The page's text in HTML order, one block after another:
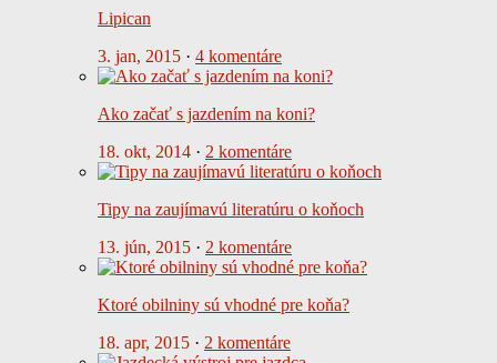
Lipican
3. jan, 2015 · 4 komentáre
Ako začať s jazdením na koni?
18. okt, 2014 · 2 komentáre
Tipy na zaujímavú literatúru o koňoch
13. jún, 2015 · 2 komentáre
Ktoré obilniny sú vhodné pre koňa?
18. apr, 2015 · 2 komentáre